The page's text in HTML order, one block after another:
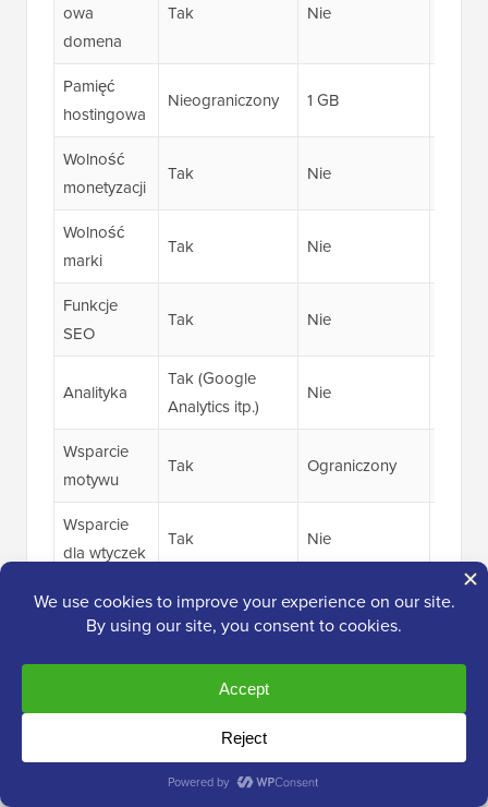
owa
domena
Tak Nie
Pamięć
hostingowa
Nieograniczony 1 GB
Wolność
monetyzacji
Tak Nie
Wolność
marki
Tak Nie
Funkcje
SEO
Tak Nie
Analityka
Tak (Google
Analytics itp.)
Nie
Wsparcie
motywu
Tak Ograniczony
Wsparcie
dla wtyczek
Tak Nie
Handel
elektroniczn
W pełni
konfigurowalny
Nie